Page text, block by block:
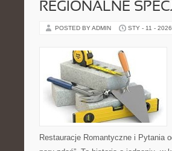
REGIONALNE
POSTED BY ADMIN STY - 11 - 2026
Restauracje Romantyczne i Pytania